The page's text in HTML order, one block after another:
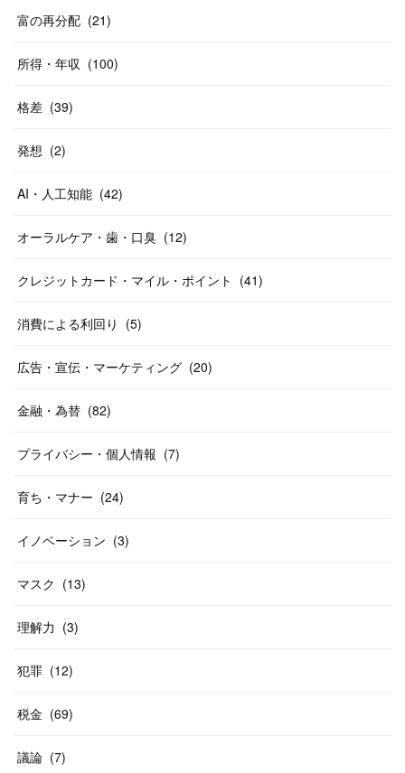
富の再分配 (21)
所得・年収 (100)
格差 (39)
発想 (2)
AI・人工知能 (42)
オーラルケア・歯・口臭 (12)
クレジットカード・マイル・ポイント (41)
消費による利回り (5)
広告・宣伝・マーケティング (20)
金融・為替 (82)
プライバシー・個人情報 (7)
育ち・マナー (24)
イノベーション (3)
マスク (13)
理解力 (3)
犯罪 (12)
税金 (69)
議論 (7)